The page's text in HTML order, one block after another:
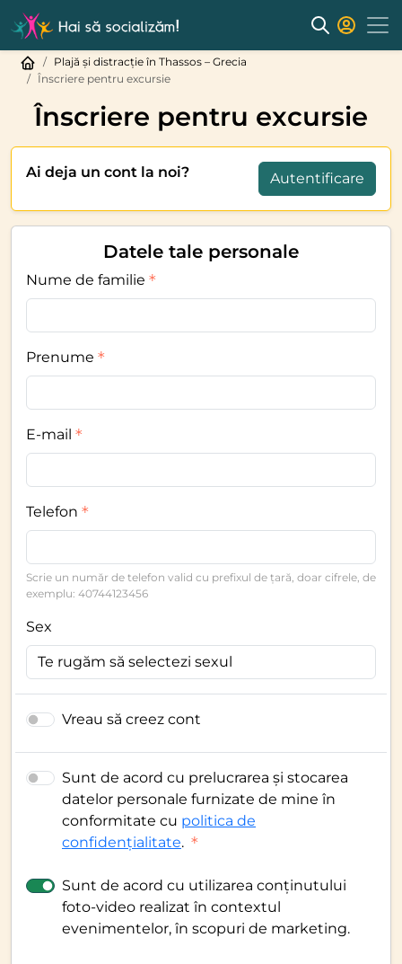
Plajă și distracție în Thassos – Grecia
Înscriere pentru excursie
Înscriere pentru excursie
Ai deja un cont la noi? Autentificare
Datele tale personale
Nume de familie
Prenume
E-mail
Telefon
Scrie un număr de telefon valid cu prefixul de țară, doar cifrele, de
exemplu: 40744123456
Sex
Vreau să creez cont
Sunt de acord cu prelucrarea și stocarea
datelor personale furnizate de mine în
conformitate cu politica de
confidențialitate.
Sunt de acord cu utilizarea conținutului
foto-video realizat în contextul
evenimentelor, în scopuri de marketing.